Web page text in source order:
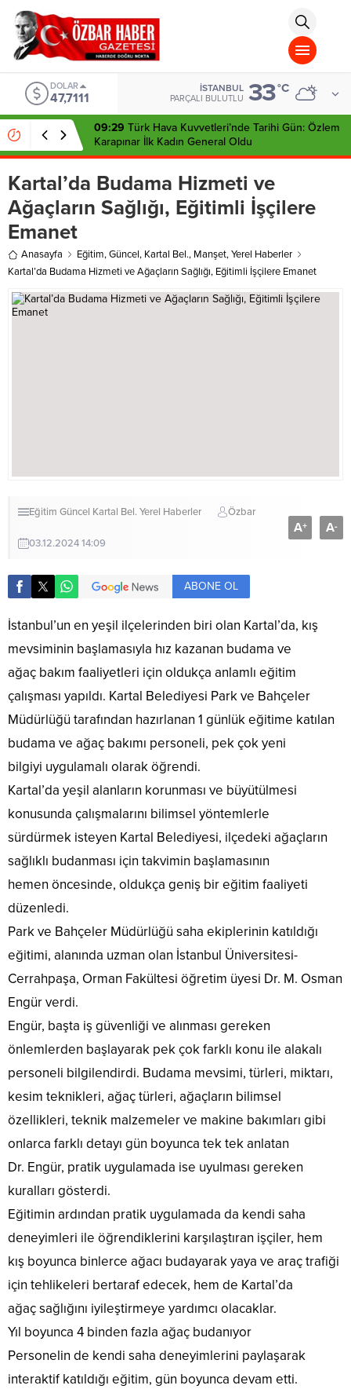
islami
chat
omegla
türk
sohbet
cinsel
sohbet
dini
chat
DOLAR
47,7111
İSTANBUL
PARÇALI BULUTLU 33°C
09:29 Türk Hava Kuvvetleri’nde Tarihi Gün: Özlem
Karapınar İlk Kadın General Oldu
Kartal’da Budama Hizmeti ve
Ağaçların Sağlığı, Eğitimli İşçilere
Emanet
Anasayfa Eğitim,Güncel, Kartal Bel., Manşet,Yerel Haberler
Kartal’da Budama Hizmeti ve Ağaçların Sağlığı, Eğitimli İşçilere Emanet
Eğitim Güncel Kartal Bel. Yerel Haberler Özbar
03.12.2024 14:09
A+ A-
ABONE OL
İstanbul’un en yeşil ilçelerinden biri olan Kartal’da, kış
mevsiminin başlamasıyla hız kazanan budama ve
ağaç bakım faaliyetleri için oldukça anlamlı eğitim
çalışması yapıldı. Kartal Belediyesi Park ve Bahçeler
Müdürlüğü tarafından hazırlanan 1 günlük eğitime katılan
budama ve ağaç bakımı personeli, pek çok yeni
bilgiyi uygulamalı olarak öğrendi.
Kartal’da yeşil alanların korunması ve büyütülmesi
konusunda çalışmalarını bilimsel yöntemlerle
sürdürmek isteyen Kartal Belediyesi, ilçedeki ağaçların
sağlıklı budanması için takvimin başlamasının
hemen öncesinde, oldukça geniş bir eğitim faaliyeti
düzenledi.
Park ve Bahçeler Müdürlüğü saha ekiplerinin katıldığı
eğitimi, alanında uzman olan İstanbul Üniversitesi-
Cerrahpaşa, Orman Fakültesi öğretim üyesi Dr. M. Osman
Engür verdi.
Engür, başta iş güvenliği ve alınması gereken
önlemlerden başlayarak pek çok farklı konu ile alakalı
personeli bilgilendirdi. Budama mevsimi, türleri, miktarı,
kesim teknikleri, ağaç türleri, ağaçların bilimsel
özellikleri, teknik malzemeler ve makine bakımları gibi
onlarca farklı detayı gün boyunca tek tek anlatan
Dr. Engür, pratik uygulamada ise uyulması gereken
kuralları gösterdi.
Eğitimin ardından pratik uygulamada da kendi saha
deneyimleri ile öğrendiklerini karşılaştıran işçiler, hem
kış boyunca binlerce ağacı budayarak yaya ve araç trafiği
için tehlikeleri bertaraf edecek, hem de Kartal’da
ağaç sağlığını iyileştirmeye yardımcı olacaklar.
Yıl boyunca 4 binden fazla ağaç budanıyor
Personelin de kendi saha deneyimlerini paylaşarak
interaktif katıldığı eğitim, gün boyunca devam etti.